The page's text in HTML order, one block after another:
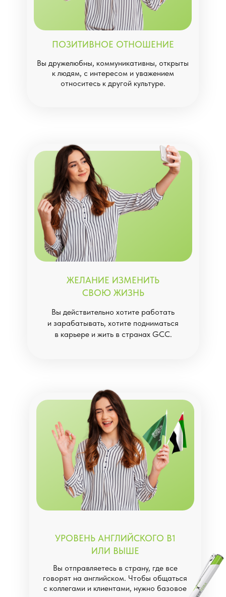
Вы дружелюбны, коммуникативны, открыты
к людям, с интересом и уважением
относитесь к другой культуре.
ПОЗИТИВНОЕ ОТНОШЕНИЕ
Вы действительно хотите работать
и зарабатывать, хотите подниматься
в карьере и жить в странах GCC.
ЖЕЛАНИЕ ИЗМЕНИТЬ
СВОЮ ЖИЗНЬ
Вы отправляетесь в страну, где все
говорят на английском. Чтобы общаться
с коллегами и клиентами, нужно базовое
УРОВЕНЬ АНГЛИЙСКОГО В1
ИЛИ ВЫШЕ